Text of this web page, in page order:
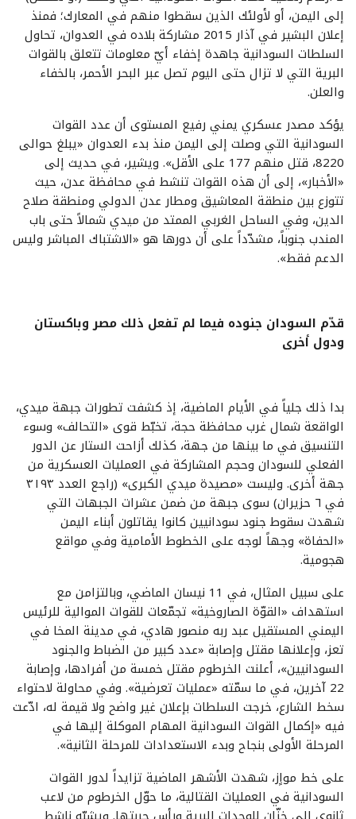
إلى اليمن، أو لأولئك الذين سقطوا منهم في المعارك؛ فمنذ
إعلان البشير في آذار 2015 مشاركة بلاده في العدوان، تحاول
السلطات السودانية جاهدة إخفاء أيّ معلومات تتعلق بالقوات
البرية التي لا تزال حتى اليوم تصل عبر البحر الأحمر، بالخفاء
والعلن.
يؤكد مصدر عسكري يمني رفيع المستوى أن عدد القوات
السودانية التي وصلت إلى اليمن منذ بدء العدوان «يبلغ حوالى
8220، قتل منهم 177 على الأقل». ويشير، في حديث إلى
«الأخبار»، إلى أن هذه القوات تنشط في محافظة عدن، حيث
تتوزع بين منطقة المعاشيق ومطار عدن الدولي ومنطقة صلاح
الدين، وفي الساحل الغربي الممتد من ميدي شمالاً حتى باب
المندب جنوباً، مشدّداً على أن دورها هو «الاشتباك المباشر وليس
الدعم فقط».
قدّم السودان جنوده فيما لم تفعل ذلك مصر وباكستان
ودول أخرى
بدا ذلك جلياً في الأيام الماضية، إذ كشفت تطورات جبهة ميدي،
الواقعة شمال غرب محافظة حجة، تخبّط قوى «التحالف» وسوء
التنسيق في ما بينها من جهة، كذلك أزاحت الستار عن الدور
الفعلي للسودان وحجم المشاركة في العمليات العسكرية من
جهة أخرى. وليست «مصيدة ميدي الكبرى» (راجع العدد ٣١٩٣
في ٦ حزيران) سوى جبهة من ضمن عشرات الجبهات التي
شهدت سقوط جنود سودانيين كانوا يقاتلون أبناء اليمن
«الحفاة» وجهاً لوجه على الخطوط الأمامية وفي مواقع
هجومية.
على سبيل المثال، في 11 نيسان الماضي، وبالتزامن مع
استهداف «القوّة الصاروخية» تجمّعات للقوات الموالية للرئيس
اليمني المستقيل عبد ربه منصور هادي، في مدينة المخا في
تعز، وإعلانها مقتل وإصابة «عدد كبير من الضباط والجنود
السودانيين»، أعلنت الخرطوم مقتل خمسة من أفرادها، وإصابة
22 آخرين، في ما سمّته «عمليات تعرضية». وفي محاولة لاحتواء
سخط الشارع، خرجت السلطات بإعلان غير واضح ولا قيمة له، ادّعت
فيه «إكمال القوات السودانية المهام الموكلة إليها في
المرحلة الأولى بنجاح وبدء الاستعدادات للمرحلة الثانية».
على خط مواٍز، شهدت الأشهر الماضية تزايداً لدور القوات
السودانية في العمليات القتالية، ما حوّل الخرطوم من لاعب